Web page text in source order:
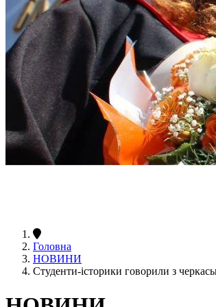
Головна
НОВИНИ
Студенти-історики говорили з